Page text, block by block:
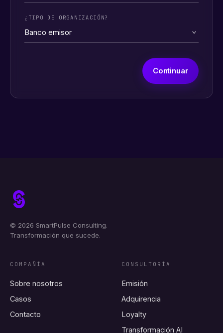
¿TIPO DE ORGANIZACIÓN?
Continuar
© 2026 SmartPulse Consulting.
Transformación que sucede.
COMPAÑÍA
Sobre nosotros
Casos
Contacto
CONSULTORÍA
Emisión
Adquirencia
Loyalty
Transformación AI